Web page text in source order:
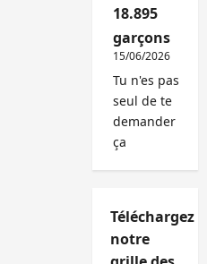
18.895
garçons
15/06/2026
Tu n'es pas
seul de te
demander
ça
Téléchargez
notre